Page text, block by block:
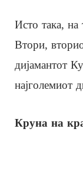
Исто така, на
Втори,
дијамантот
најголемиот
Круна на